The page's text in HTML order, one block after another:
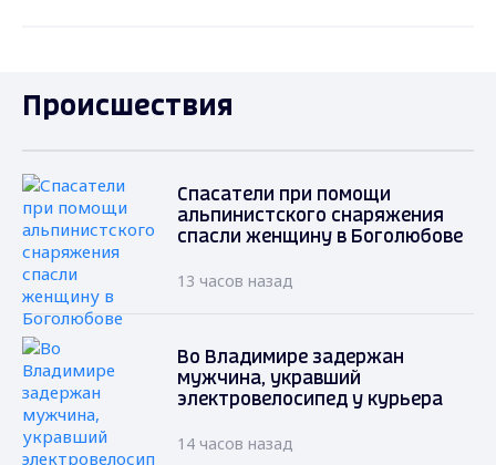
Происшествия
Спасатели при помощи
альпинистского снаряжения
спасли женщину в Боголюбове
13 часов назад
Во Владимире задержан
мужчина, укравший
электровелосипед у курьера
14 часов назад